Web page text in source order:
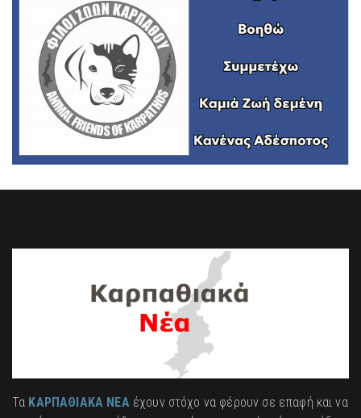
Τα ΚΑΡΠΑΘΙΑΚΑ ΝΕΑέχουν στόχο να φέρουν σε επαφή και να